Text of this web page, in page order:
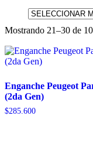
Mostrando 21–30 de
Enganche Peugeot
(2da Gen)
$285.600